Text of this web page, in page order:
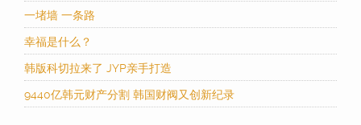
一堵墙 一条路
幸福是什么？
韩版科切拉来了 JYP亲手打造
9440亿韩元财产分割 韩国财阀又创新纪录